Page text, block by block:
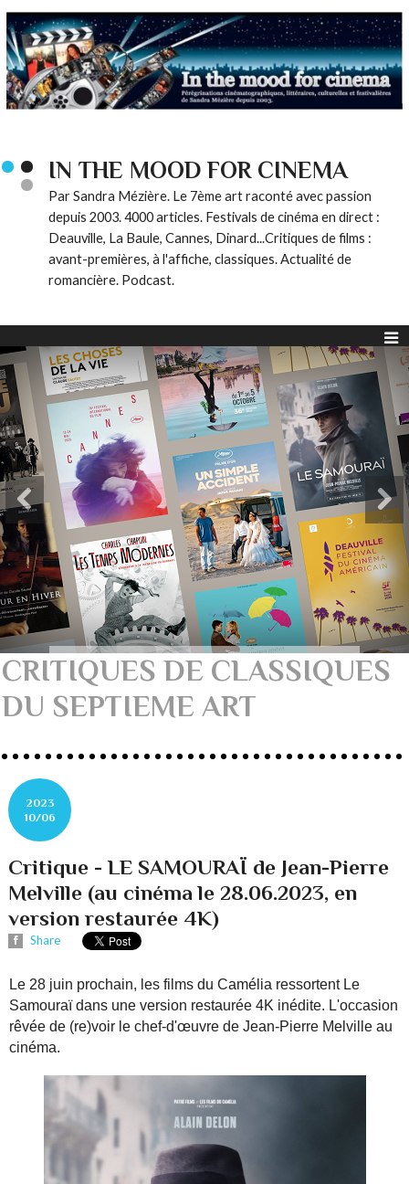
IN THE MOOD FOR CINEMA
Par Sandra Mézière. Le 7ème art raconté avec passion
depuis 2003. 4000 articles. Festivals de cinéma en direct :
Deauville, La Baule, Cannes, Dinard...Critiques de films :
avant-premières, à l'affiche, classiques. Actualité de
romancière. Podcast.
CRITIQUES DE CLASSIQUES
DU SEPTIEME ART
2023
10/06
Critique - LE SAMOURAÏ de Jean-Pierre
Melville (au cinéma le 28.06.2023, en
version restaurée 4K)
Share
Le 28 juin prochain, les films du Camélia ressortent Le
Samouraï dans une version restaurée 4K inédite. L'occasion
rêvée de (re)voir le chef-d'œuvre de Jean-Pierre Melville au
cinéma.